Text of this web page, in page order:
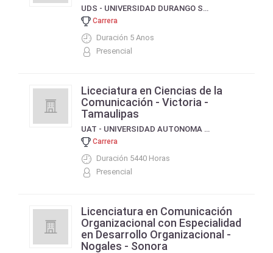
UDS - UNIVERSIDAD DURANGO SANTANDER
Carrera
Duración 5 Anos
Presencial
Liceciatura en Ciencias de la
Comunicación - Victoria -
Tamaulipas
UAT - UNIVERSIDAD AUTONOMA DE TAMAULIPAS
Carrera
Duración 5440 Horas
Presencial
Licenciatura en Comunicación
Organizacional con Especialidad
en Desarrollo Organizacional -
Nogales - Sonora